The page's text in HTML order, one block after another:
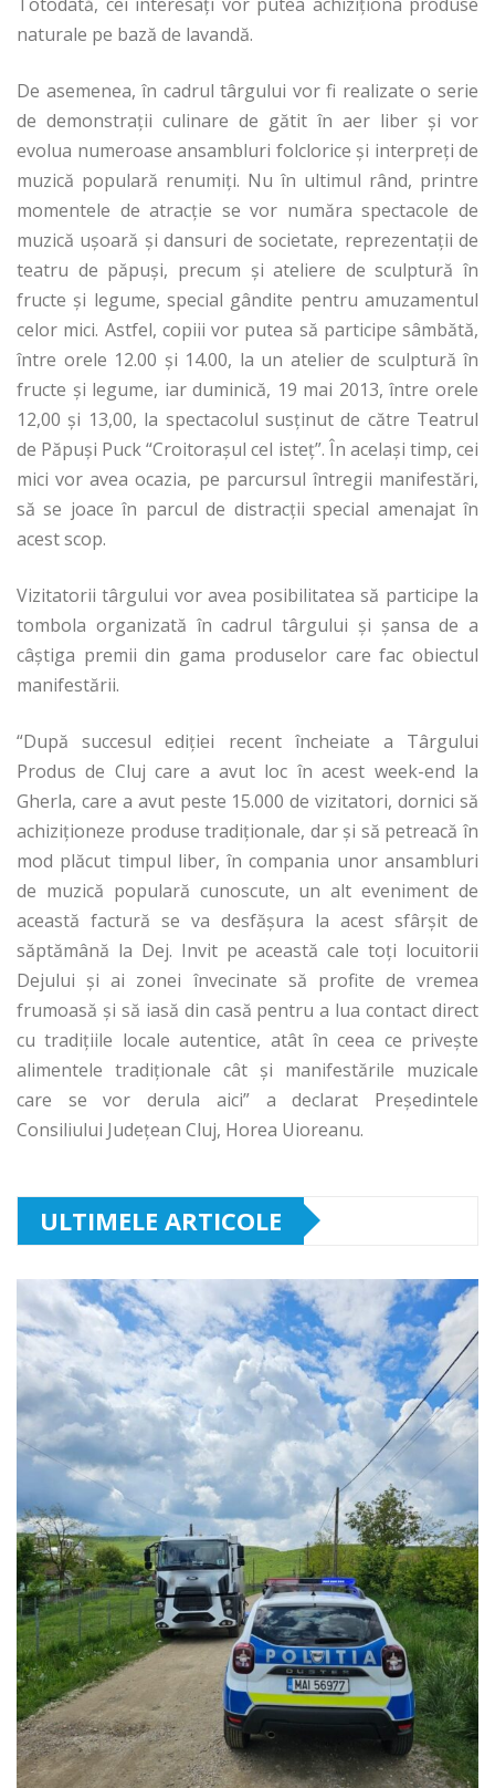
naturale pe bază de lavandă.
De asemenea, în cadrul târgului vor fi realizate o serie
de demonstraţii culinare de gătit în aer liber şi vor
evolua numeroase ansambluri folclorice şi interpreţi de
muzică populară renumiţi. Nu în ultimul rând, printre
momentele de atracţie se vor număra spectacole de
muzică uşoară şi dansuri de societate, reprezentaţii de
teatru de păpuşi, precum şi ateliere de sculptură în
fructe şi legume, special gândite pentru amuzamentul
celor mici. Astfel, copiii vor putea să participe sâmbătă,
între orele 12.00 şi 14.00, la un atelier de sculptură în
fructe şi legume, iar duminică, 19 mai 2013, între orele
12,00 şi 13,00, la spectacolul susţinut de către Teatrul
de Păpuşi Puck “Croitoraşul cel isteţ”. În acelaşi timp, cei
mici vor avea ocazia, pe parcursul întregii manifestări,
să se joace în parcul de distracţii special amenajat în
acest scop.
Vizitatorii târgului vor avea posibilitatea să participe la
tombola organizată în cadrul târgului şi şansa de a
câştiga premii din gama produselor care fac obiectul
manifestării.
“După succesul ediţiei recent încheiate a Târgului
Produs de Cluj care a avut loc în acest week-end la
Gherla, care a avut peste 15.000 de vizitatori, dornici să
achiziţioneze produse tradiţionale, dar şi să petreacă în
mod plăcut timpul liber, în compania unor ansambluri
de muzică populară cunoscute, un alt eveniment de
această factură se va desfăşura la acest sfârşit de
săptămână la Dej. Invit pe această cale toţi locuitorii
Dejului şi ai zonei învecinate să profite de vremea
frumoasă şi să iasă din casă pentru a lua contact direct
cu tradiţiile locale autentice, atât în ceea ce priveşte
alimentele tradiţionale cât şi manifestările muzicale
care se vor derula aici” a declarat Preşedintele
Consiliului Judeţean Cluj, Horea Uioreanu.
ULTIMELE ARTICOLE